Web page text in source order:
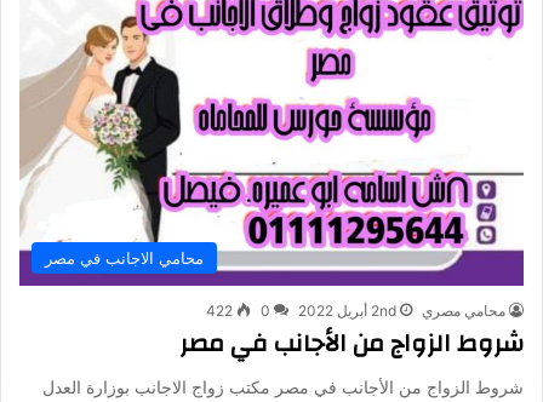
محامي الاجانب في مصر
محامي مصري 2nd أبريل 2022 0
422
شروط الزواج من الأجانب في مصر
شروط الزواج من الأجانب في مصر مكتب زواج الاجانب بوزارة العدل